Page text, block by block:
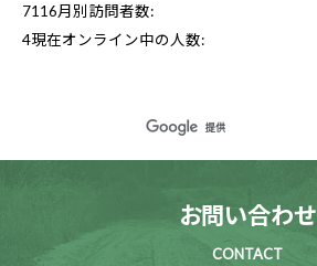
7116月別訪問者数:
4現在オンライン中の人数:
お問い合わせ
CONTACT